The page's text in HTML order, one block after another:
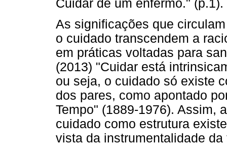
Cuidar de um enfermo." (p.1).
As significações que
o cuidado transcendem a
em práticas voltadas para
(2013) "Cuidar está
ou seja, o cuidado só existe
dos pares, como apontado
Tempo" (1889-1976). Assim,
cuidado como estrutura
vista da instrumentalidade da